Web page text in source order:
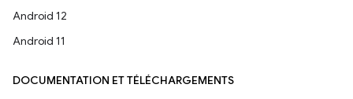
Android 12
Android 11
DOCUMENTATION ET TÉLÉCHARGEMENTS